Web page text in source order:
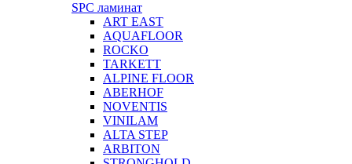
SPC ламинат
ART EAST
AQUAFLOOR
ROCKO
TARKETT
ALPINE FLOOR
ABERHOF
NOVENTIS
VINILAM
ALTA STEP
ARBITON